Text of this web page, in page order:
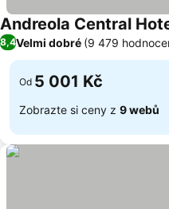
Andreola Central
8,4Velmi dobré (9 479
Od 5 001 Kč
Zobrazte si ceny z 9 webů